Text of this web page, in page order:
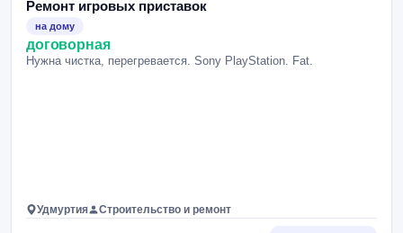
Ремонт игровых приставок
на дому
договорная
Нужна чистка, перегревается. Sony PlayStation. Fat.
Удмуртия Строительство и ремонт